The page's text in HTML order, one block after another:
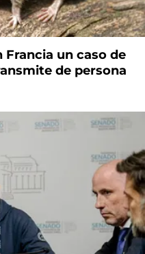
un caso de
de persona